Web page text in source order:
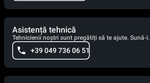
Asistență tehnică
Tehnicienii noștri sunt pregătiți să te ajute. Sună-i.
+39 049 736 06 51